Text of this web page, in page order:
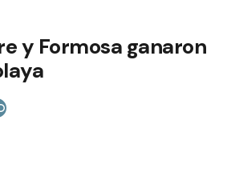
y Formosa ganaron